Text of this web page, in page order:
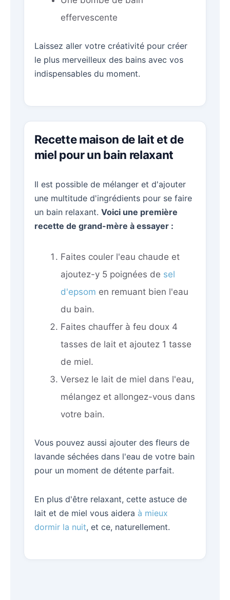
effervescente
Laissez aller votre créativité pour créer
le plus merveilleux des bains avec vos
indispensables du moment.
Recette maison de lait et de
miel pour un bain relaxant
Il est possible de mélanger et d'ajouter
une multitude d'ingrédients pour se faire
un bain relaxant. Voici une première
recette de grand-mère à essayer :
Faites couler l'eau chaude et
ajoutez-y 5 poignées de sel
d'epsom en remuant bien l'eau
du bain.
Faites chauffer à feu doux 4
tasses de lait et ajoutez 1 tasse
de miel.
Versez le lait de miel dans l'eau,
mélangez et allongez-vous dans
votre bain.
Vous pouvez aussi ajouter des fleurs de
lavande séchées dans l'eau de votre bain
pour un moment de détente parfait.
En plus d'être relaxant, cette astuce de
lait et de miel vous aidera à mieux
dormir la nuit, et ce, naturellement.